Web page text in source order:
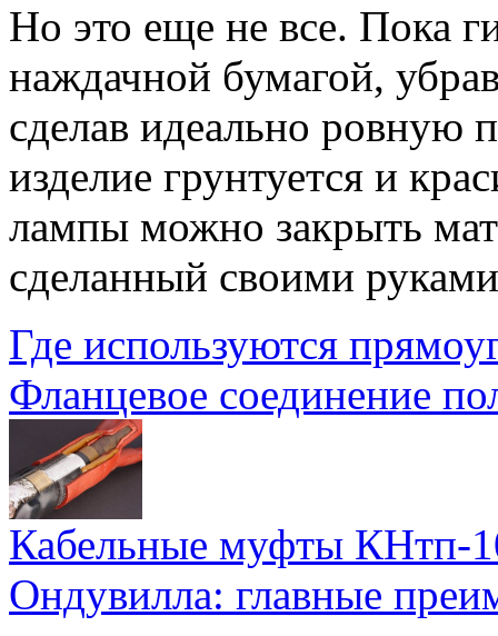
Но это еще не все. Пока
наждачной бумагой,
сделав идеально ровную
изделие грунтуется и
лампы можно закрыть
сделанный своими
Где используются
Фланцевое соединение
Кабельные муфты КНтп-
Ондувилла: главные